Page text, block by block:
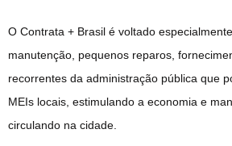
O Contrata + Brasil é voltado
manutenção, pequenos reparos,
recorrentes da administração pública que
MEIs locais, estimulando a economia e
circulando na cidade.